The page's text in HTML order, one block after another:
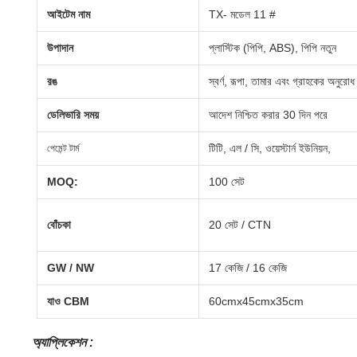
আইটেম নাম TX- মডেল 11 #
উপাদান প্লাস্টিক (পিপি, ABS), পিপি নতুন
রঙ স্বর্ণ, রূপা, তামার এবং গ্রাহকের অনুরোধ
ডেলিভারি সময় আদেশ নিশ্চিত করার 30 দিন পরে
পেমেন্ট টার্ম টিটি, এল / সি, ওয়েস্টার্ন ইউনিয়ন,
MOQ: 100 সেট
বোঁচকা 20 সেট / CTN
GW / NW 17 কেজি / 16 কেজি
যাও CBM 60cmx45cmx35cm
অ্যাপ্লিকেশন :